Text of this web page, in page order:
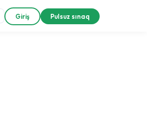
Giriş Pulsuz sınaq